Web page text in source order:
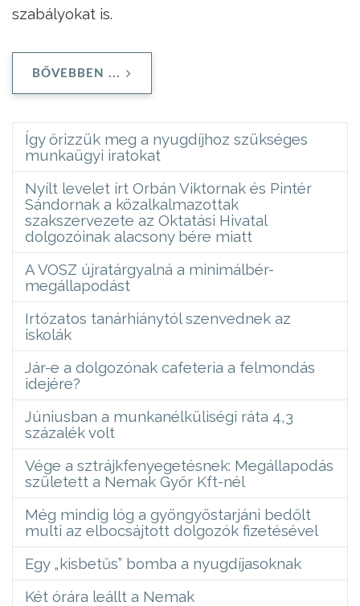
szabályokat is.
BŐVEBBEN ...
Így őrizzük meg a nyugdíjhoz szükséges
munkaügyi iratokat
Nyílt levelet írt Orbán Viktornak és Pintér
Sándornak a közalkalmazottak
szakszervezete az Oktatási Hivatal
dolgozóinak alacsony bére miatt
A VOSZ újratárgyalná a minimálbér-
megállapodást
Irtózatos tanárhiánytól szenvednek az
iskolák
Jár-e a dolgozónak cafeteria a felmondás
idejére?
Júniusban a munkanélküliségi ráta 4,3
százalék volt
Vége a sztrájkfenyegetésnek: Megállapodás
született a Nemak Győr Kft-nél
Még mindig lóg a gyöngyöstarjáni bedőlt
multi az elbocsájtott dolgozók fizetésével
Egy „kisbetűs” bomba a nyugdíjasoknak
Két órára leállt a Nemak